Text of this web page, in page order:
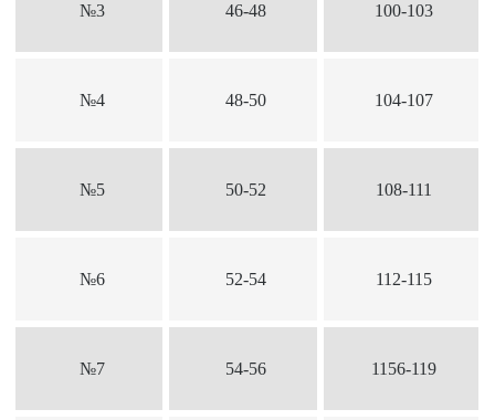
№3 46-48 100-103
№4 48-50 104-107
№5 50-52 108-111
№6 52-54 112-115
№7 54-56 1156-119